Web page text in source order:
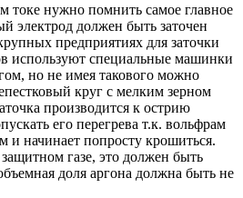
токе нужно помнить самое главное
электрод должен быть заточен
предприятиях для заточки
используют специальные машинки
но не имея такового можно
круг с мелким зерном
производится к острию
его перегрева т.к. вольфрам
и начинает попросту крошиться.
газе, это должен быть
доля аргона должна быть не